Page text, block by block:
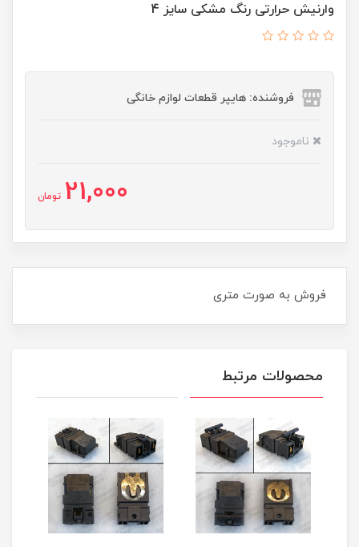
وارنیش حرارتی رنگ مشکی سایز 4
فروشنده: هایپر قطعات لوازم خانگی
ناموجود
21,000 تومان
فروش به صورت متری
محصولات مرتبط